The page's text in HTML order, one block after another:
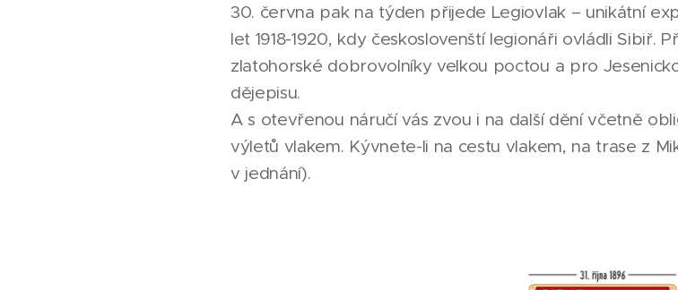
30. června pak na týden přijede Legiovlak – unikátní
let 1918-1920, kdy českoslovenští legionáři ovládli Sibiř.
zlatohorské dobrovolníky velkou poctou a pro
dějepisu.
A s otevřenou náručí vás zvou i na další dění včetně
výletů vlakem. Kývnete-li na cestu vlakem, na trase z
v jednání).